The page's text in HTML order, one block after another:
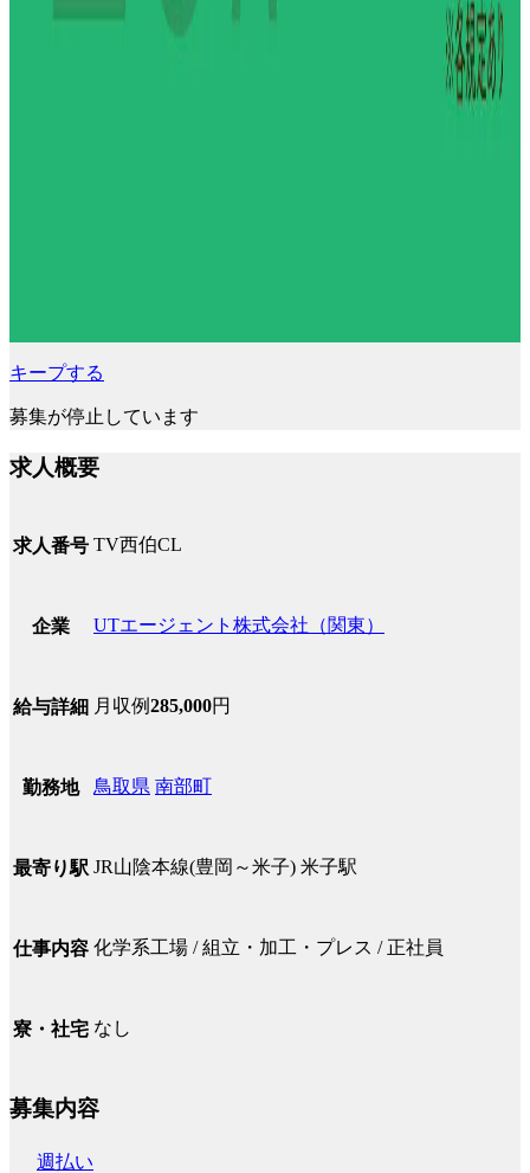
キープする
募集が停止しています
求人概要
求人番号 TV西伯CL
企業 UTエージェント株式会社（関東）
給与詳細 月収例285,000円
勤務地 鳥取県 南部町
最寄り駅 JR山陰本線(豊岡～米子) 米子駅
仕事内容 化学系工場 / 組立・加工・プレス / 正社員
寮・社宅 なし
募集内容
週払い